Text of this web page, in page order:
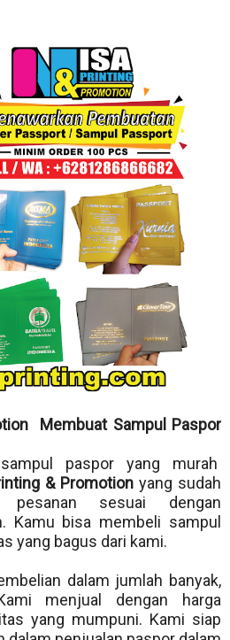
Membuat Sampul Paspor
paspor yang murah
& Promotion yang sudah
pesanan sesuai dengan
Kamu bisa membeli sampul
yang bagus dari kami.
dalam jumlah banyak,
menjual dengan harga
yang mumpuni. Kami siap